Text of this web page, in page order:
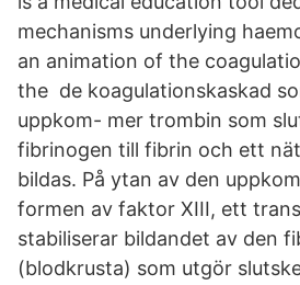
mechanisms underlying
an animation of the
the de koagulationskaskad
uppkom- mer trombin som
fibrinogen till fibrin och ett
bildas. På ytan av den
formen av faktor XIII, ett
stabiliserar bildandet av den
(blodkrusta) som utgör